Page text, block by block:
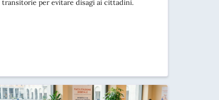
transitorie per evitare disagi ai cittadini.